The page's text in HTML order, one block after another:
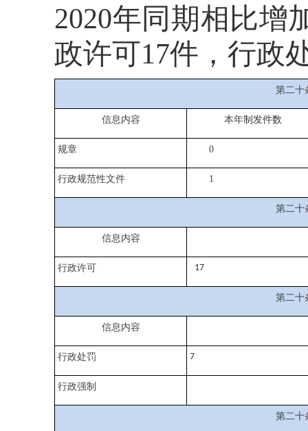
2020年同期相比增
政许可17件，行政
第二十
信息内容 本年制发件数
规章 0
行政规范性文件 1
第二十
信息内容
行政许可 17
第二十
信息内容
行政处罚 7
行政强制
第二十